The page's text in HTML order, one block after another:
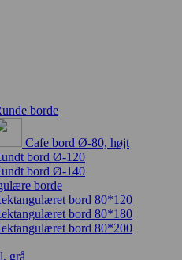
borde
Cafe bord Ø-80, højt
bord Ø-120
bord Ø-140
borde
bord 80*120
bord 80*180
bord 80*200
grå